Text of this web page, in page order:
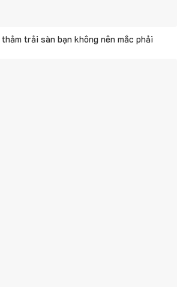
trải sàn bạn không nên mắc phải